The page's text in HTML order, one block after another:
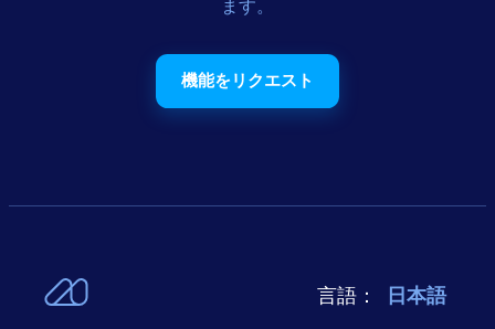
ます。
機能をリクエスト
言語： 日本語